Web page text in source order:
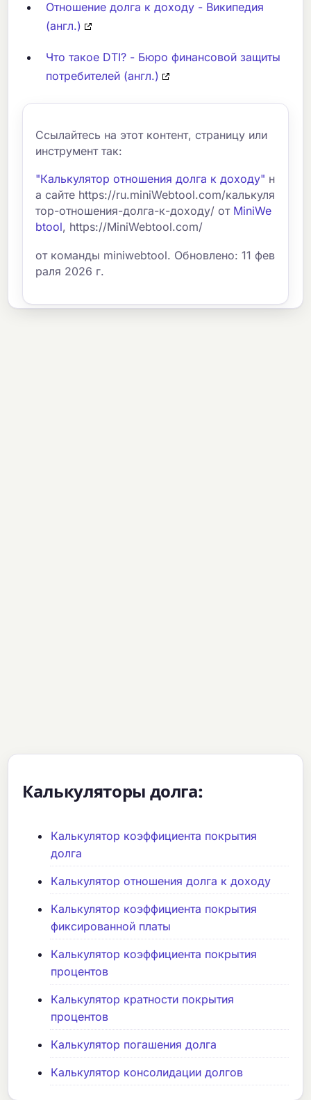
Отношение долга к доходу - Википедия
(англ.)
Что такое DTI? - Бюро финансовой защиты
потребителей (англ.)
Ссылайтесь на этот контент, страницу или
инструмент так:
"Калькулятор отношения долга к доходу" н
а сайте https://ru.miniWebtool.com/калькуля
тор-отношения-долга-к-доходу/ от MiniWe
btool, https://MiniWebtool.com/
от команды miniwebtool. Обновлено: 11 фев
раля 2026 г.
Калькуляторы долга:
Калькулятор коэффициента покрытия
долга
Калькулятор отношения долга к доходу
Калькулятор коэффициента покрытия
фиксированной платы
Калькулятор коэффициента покрытия
процентов
Калькулятор кратности покрытия
процентов
Калькулятор погашения долга
Калькулятор консолидации долгов